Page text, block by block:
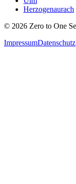
Herzogenaurach
© 2026 Zero to One
ImpressumDatenschutz